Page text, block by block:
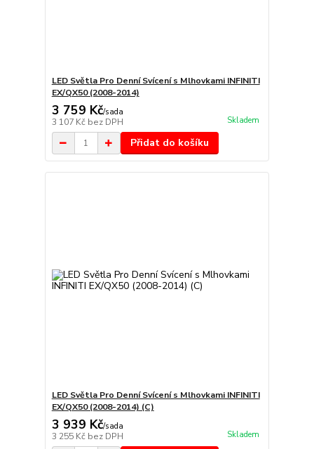
LED Světla Pro Denní Svícení s Mlhovkami INFINITI
EX/QX50 (2008-2014)
3 759 Kč/sada
3 107 Kč bez DPH Skladem
Přidat do košíku
LED Světla Pro Denní Svícení s Mlhovkami INFINITI
EX/QX50 (2008-2014) (C)
3 939 Kč/sada
3 255 Kč bez DPH Skladem